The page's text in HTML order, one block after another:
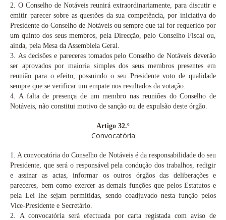
2.
O Conselho de Notáveis reunirá extraordinariamente, para discutir e
emitir parecer sobre as questões da sua competência, por iniciativa do
Presidente do Conselho de Notáveis ou sempre que tal for requerido por
um quinto dos seus membros, pela Direcção, pelo Conselho Fiscal ou,
ainda, pela Mesa da Assembleia Geral.
3.
As decisões e pareceres tomados pelo Conselho de Notáveis deverão
ser aprovados por maioria simples dos seus membros presentes em
reunião para o efeito, possuindo o seu Presidente voto de qualidade
sempre que se verificar um empate nos resultados da votação.
4. A falta de presença de um membro nas reuniões do Conselho de
Notáveis, não constitui motivo de sanção ou de expulsão deste órgão.
Artigo 32.º
Convocatória
1. A convocatória do Conselho de Notáveis é da responsabilidade do seu
Presidente, que será o responsável pela condução dos trabalhos, redigir
e assinar as actas, informar os outros órgãos das deliberações e
pareceres, bem como exercer as demais funções que pelos Estatutos e
pela Lei lhe sejam permitidas, sendo coadjuvado nesta função pelos
Vice-Presidente e Secretário.
2.
A convocatória será efectuada por carta registada com aviso de